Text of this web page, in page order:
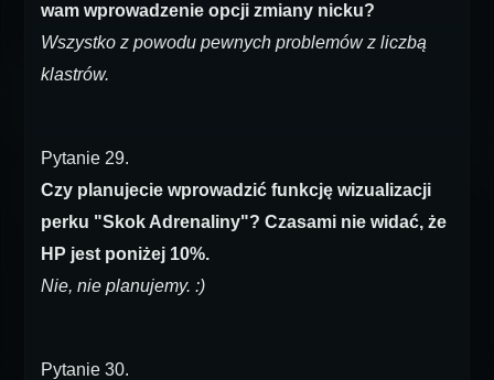
wam wprowadzenie opcji zmiany nicku?
Wszystko z powodu pewnych problemów z liczbą
klastrów.
Pytanie 29.
Czy planujecie wprowadzić funkcję wizualizacji
perku "Skok Adrenaliny"? Czasami nie widać, że
HP jest poniżej 10%.
Nie, nie planujemy. :)
Pytanie 30.